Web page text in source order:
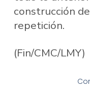
construcción
repetición.
(Fin/CMC/LMY)